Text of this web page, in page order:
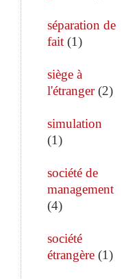
séparation de
fait (1)
siège à
l'étranger(2)
simulation
(1)
société de
management
(4)
société
étrangère (1)